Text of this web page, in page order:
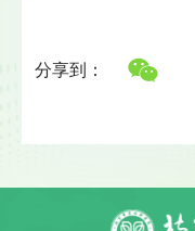
分享到：